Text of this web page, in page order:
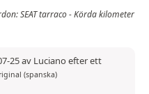
SEAT tarraco - Körda kilometer
25 av Luciano efter ett
(spanska)